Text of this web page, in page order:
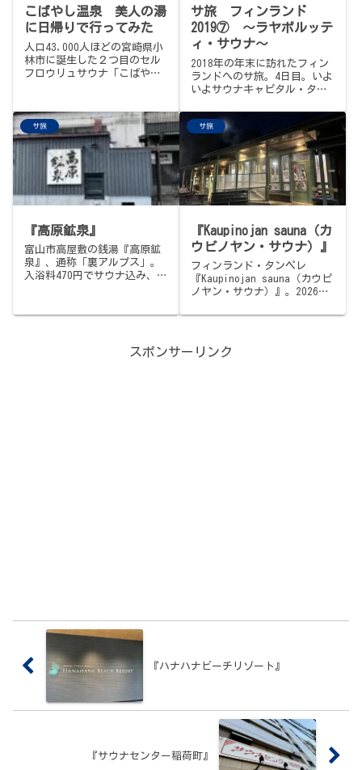
記録です。
こばやし温泉 美人の湯
に日帰りで行ってみた
人口43,000人ほどの宮崎県小
林市に誕生した２つ目のセル
フロウリュサウナ「こばやし
サ旅 フィンランド
2019⑦ 〜ラヤポルッテ
ィ・サウナ〜
2018年の年末に訪れたフィン
ランドへのサ旅。4日目。いよ
いよサウナキャピタル・タン
公衆サウナと言われる「ラヤ
ポルッティ・サウナ」へ…
サ旅
『高原鉱泉』
富山市高屋敷の銭湯『高原鉱
泉』、通称「裏アルプス」。
入浴料470円でサウナ込み、地
の口がドバドバ吐き出す。チ
スと駄菓子。サ旅メシは富山
サ旅
『Kaupinojan sauna（カ
ウピノヤン・サウナ）』
フィンランド・タンペレ
『Kaupinojan sauna（カウピ
ノヤン・サウナ）』。2026年
あと、いったんホテルに戻っ
は、あの頃、耳がちぎれるか
スポンサーリンク
『ハナハナビーチリゾート』
『サウナセンター稲荷町』